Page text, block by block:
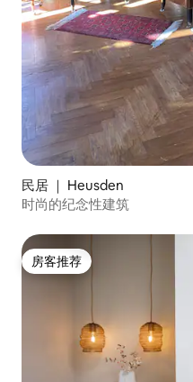
民居 ｜ Heusden
时尚的纪念性建筑
房客推荐
房客推荐